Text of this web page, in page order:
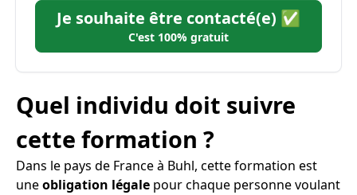
Je souhaite être contacté(e) ✅
C'est 100% gratuit
Quel individu doit suivre
cette formation ?
Dans le pays de France à Buhl, cette formation est
uneobligation légale pour chaque personne voulant